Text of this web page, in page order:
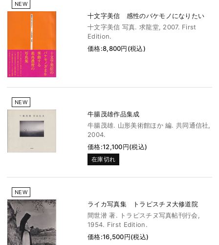
NEW
十文字美信 感性のバケモノになりたい
十文字美信 写真. 求龍堂, 2007. First
Edition.
価格:8,800円(税込)
NEW
牛腸茂雄作品集成
牛腸茂雄. 山形美術館ほか 編. 共同通信社,
2004.
価格:12,100円(税込)
在庫切れ
NEW
ライカ写真集 トラピスチヌ大修道院
間世潜 著. トラピスチヌ写真帖刊行会,
1954. First Edition.
価格:16,500円(税込)